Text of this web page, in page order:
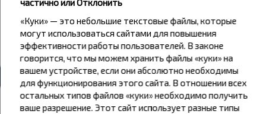
Автовокзалы и остановки
Сугвозды
Сугвозды-1
Все автовокзалы Сугвозды
Погода
частично или Отклонить
«Куки» — это небольшие текстовые файлы, которые
могут использоваться сайтами для повышения
эффективности работы пользователей. В законе
говорится, что мы можем хранить файлы «куки» на
вашем устройстве, если они абсолютно необходимы
для функционирования этого сайта. В отношении всех
остальных типов файлов «куки» необходимо получить
ваше разрешение. Этот сайт использует разные типы